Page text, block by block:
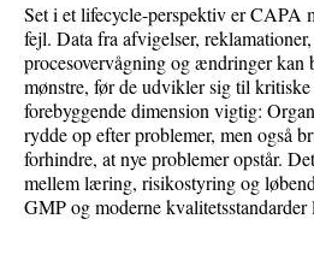
Set i et lifecycle-perspektiv er CAPA
fejl. Data fra afvigelser,
procesovervågning og ændringer kan
mønstre, før de udvikler sig til
forebyggende dimension vigtig:
rydde op efter problemer, men også
forhindre, at nye problemer opstår.
mellem læring, risikostyring og
GMP og moderne